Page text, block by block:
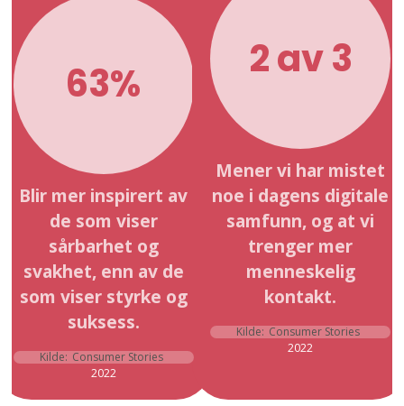
63%
Blir mer inspirert av
de som viser
sårbarhet og
svakhet, enn av de
som viser styrke og
suksess.
Kilde: Consumer Stories
2022
2 av 3
Mener vi har mistet
noe i dagens digitale
samfunn, og at vi
trenger mer
menneskelig
kontakt.
Kilde: Consumer Stories
2022